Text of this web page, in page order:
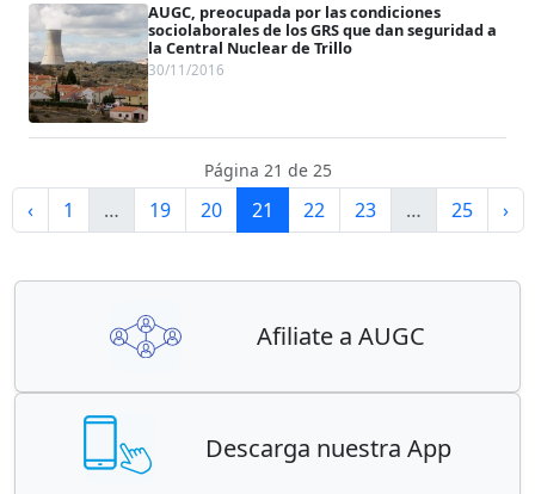
AUGC, preocupada por las condiciones
sociolaborales de los GRS que dan seguridad a
la Central Nuclear de Trillo
30/11/2016
Página 21 de 25
‹ 1 … 19 20 21 22 23 … 25 ›
Afiliate a AUGC
Descarga nuestra App